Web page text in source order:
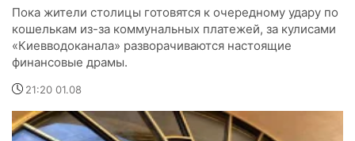
Пока жители столицы готовятся к очередному удару по
кошелькам из-за коммунальных платежей, за кулисами
«Киевводоканала» разворачиваются настоящие
финансовые драмы.
21:20 01.08